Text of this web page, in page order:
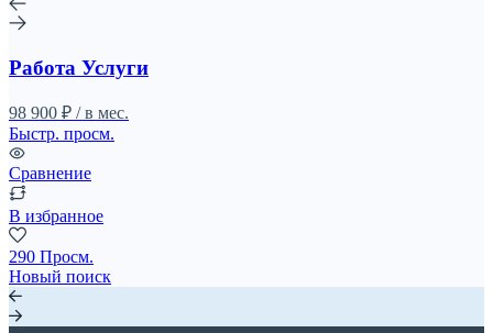
Работа Услуги
98 900 ₽ / в мес.
Быстр. просм.
Сравнение
В избранное
290 Просм.
Новый поиск